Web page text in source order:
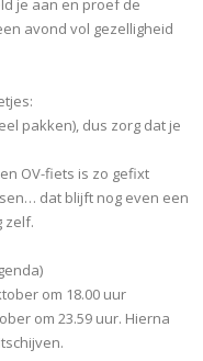
je aan en proef de
avond vol gezelligheid
pakken), dus zorg dat je
OV-fiets is zo gefixt
dat blijft nog even een
zelf.
om 18.00 uur
om 23.59 uur. Hierna